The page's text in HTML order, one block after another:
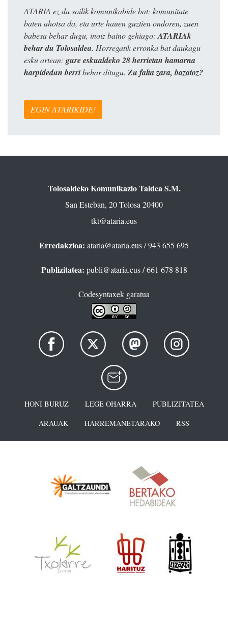
ATARIA ez da soilik komunikabide bat: komunitate
baten ahotsa da, eta urte hauen guztien ondoren, zuen
babesa behar dugu, inoiz baino gehiago: ATARIAk
behar du Tolosaldea. Horregatik erronka bat daukagu
esku artean: gure eskualdeko 28 herrietan hamarna
harpidedun berribehar ditugu. Zu falta zara, bazatoz?
EGIN ATARIKIDE!
Tolosaldeko Komunikazio Taldea S.M.
San Esteban, 20 Tolosa 20400
tkt@ataria.eus
Erredakzioa: ataria@ataria.eus/ 943 655 695
Publizitatea: publi@ataria.eus/ 661 678 818
Codesyntaxek garatua
HONI BURUZ LEGE OHARRA
PUBLIZITATEA
ARAUAK
HARREMANETARAKO RSS